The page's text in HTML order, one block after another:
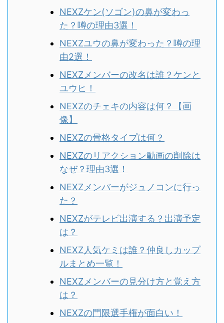
NEXZケン(ソゴン)の鼻が変わっ
た？噂の理由3選！
NEXZユウの鼻が変わった？噂の理
由2選！
NEXZメンバーの改名は誰？ケンと
ユウヒ！
NEXZのチェキの内容は何？【画
像】
NEXZの骨格タイプは何？
NEXZのリアクション動画の削除は
なぜ？理由3選！
NEXZメンバーがジュノコンに行っ
た？
NEXZがテレビ出演する？出演予定
は？
NEXZ人気ケミは誰？仲良しカップ
ルまとめ一覧！
NEXZメンバーの見分け方と覚え方
は？
NEXZの門限選手権が面白い！